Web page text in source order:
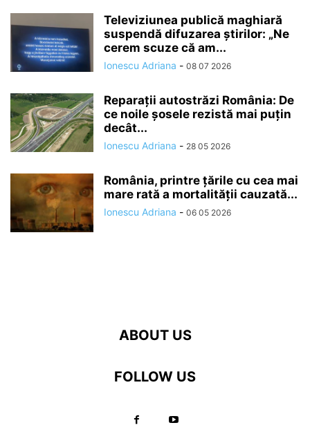
Televiziunea publică maghiară
suspendă difuzarea ştirilor: „Ne
cerem scuze că am...
Ionescu Adriana - 08 07 2026
Reparații autostrăzi România: De
ce noile șosele rezistă mai puțin
decât...
Ionescu Adriana - 28 05 2026
România, printre țările cu cea mai
mare rată a mortalității cauzată...
Ionescu Adriana - 06 05 2026
ABOUT US
FOLLOW US